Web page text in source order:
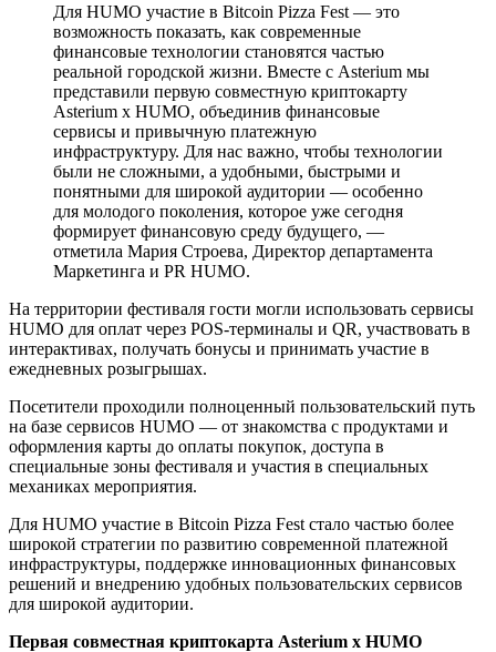
Для HUMO участие в Bitcoin Pizza Fest — это
возможность показать, как современные
финансовые технологии становятся частью
реальной городской жизни. Вместе с Asterium мы
представили первую совместную криптокарту
Asterium x HUMO, объединив финансовые
сервисы и привычную платежную
инфраструктуру. Для нас важно, чтобы технологии
были не сложными, а удобными, быстрыми и
понятными для широкой аудитории — особенно
для молодого поколения, которое уже сегодня
формирует финансовую среду будущего, —
отметила Мария Строева, Директор департамента
Маркетинга и PR HUMO.
На территории фестиваля гости могли использовать сервисы
HUMO для оплат через POS-терминалы и QR, участвовать в
интерактивах, получать бонусы и принимать участие в
ежедневных розыгрышах.
Посетители проходили полноценный пользовательский путь
на базе сервисов HUMO — от знакомства с продуктами и
оформления карты до оплаты покупок, доступа в
специальные зоны фестиваля и участия в специальных
механиках мероприятия.
Для HUMO участие в Bitcoin Pizza Fest стало частью более
широкой стратегии по развитию современной платежной
инфраструктуры, поддержке инновационных финансовых
решений и внедрению удобных пользовательских сервисов
для широкой аудитории.
Первая совместная криптокарта Asterium x HUMO